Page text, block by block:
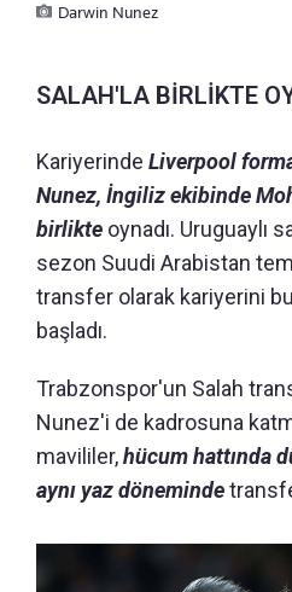
Darwin Nunez
SALAH'LA BİRLİKTE
Kariyerinde Liverpool
Nunez, İngiliz ekibinde
birlikte oynadı. Uruguaylı
sezon Suudi Arabistan
transfer olarak kariyerini
başladı.
Trabzonspor'un Salah
Nunez'i de kadrosuna
mavililer,hücum hattında
aynı yaz döneminde